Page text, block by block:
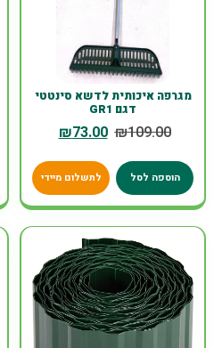
מגרפה איכותית לדשא סינטטי
דגם GR1
₪109.00
₪73.00
הוספה לסל לתשלום מיידי